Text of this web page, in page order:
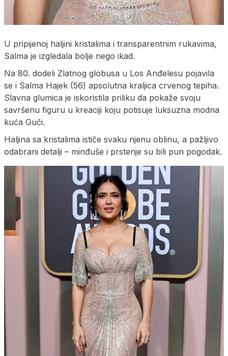
U pripijenoj haljini kristalima i transparentnim rukavima,
Salma je izgledala bolje nego ikad.
Na 80. dodeli Zlatnog globusa u Los Anđelesu pojavila
se i Salma Hajek (56) apsolutna kraljica crvenog tepiha.
Slavna glumica je iskoristila priliku da pokaže svoju
savršenu figuru u kreaciji koju potisuje luksuzna modna
kuća Guči.
Haljina sa kristalima ističe svaku njenu oblinu, a pažljivo
odabrani detalji – minđuše i prstenje su bili pun pogodak.